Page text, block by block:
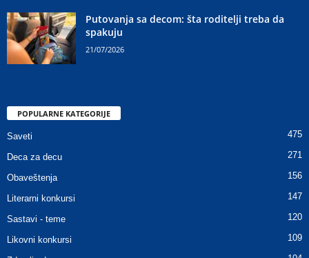
Putovanja sa decom: šta roditelji treba da
spakuju
21/07/2026
POPULARNE KATEGORIJE
Saveti 475
Deca za decu 271
Obaveštenja 156
Literarni konkursi 147
Sastavi - teme 120
Likovni konkursi 109